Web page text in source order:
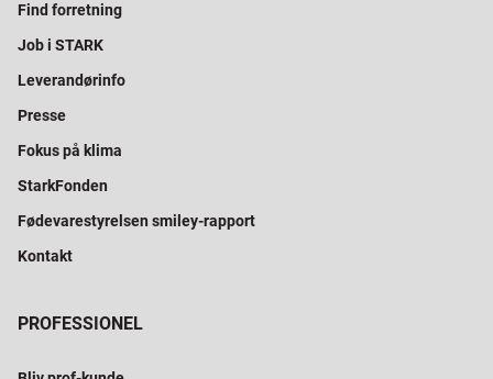
Find forretning
Job i STARK
Leverandørinfo
Presse
Fokus på klima
StarkFonden
Fødevarestyrelsen smiley-rapport
Kontakt
PROFESSIONEL